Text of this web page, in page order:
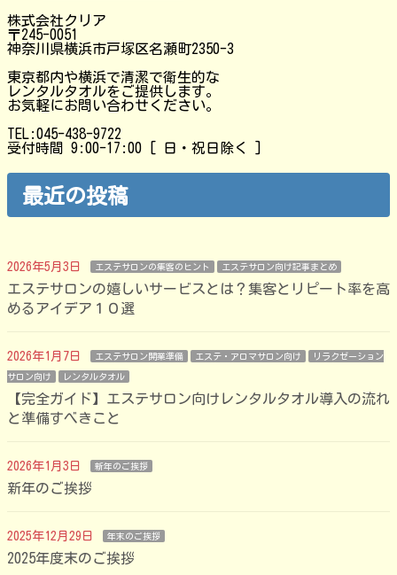
株式会社クリア
〒245-0051
神奈川県横浜市戸塚区名瀬町2350-3
東京都内や横浜で清潔で衛生的な
レンタルタオルをご提供します。
お気軽にお問い合わせください。
TEL:045-438-9722
受付時間 9:00-17:00 [ 日・祝日除く ]
最近の投稿
2026年5月3日 エステサロンの集客のヒント エステサロン向け記事まとめ
エステサロンの嬉しいサービスとは？集客とリピート率を高
めるアイデア１０選
2026年1月7日 エステサロン開業準備 エステ・アロマサロン向け リラクゼーション
サロン向け レンタルタオル
【完全ガイド】エステサロン向けレンタルタオル導入の流れ
と準備すべきこと
2026年1月3日 新年のご挨拶
新年のご挨拶
2025年12月29日 年末のご挨拶
2025年度末のご挨拶